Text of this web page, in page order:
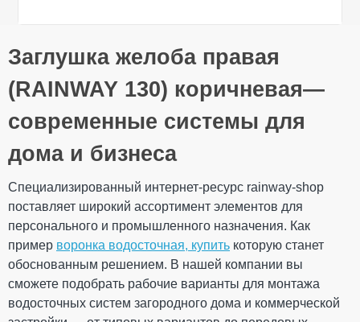
Общие характеристики
Тип системы
130/100 мм
Материал
Технология
Литье
Размеры
Вес
Габариты
мм
Количество в
упаковке
100 шт
Дополнительные характеристики
Температура
использования
от - 40°С / до +
60°С
Температура для
монтажа
от + 5°С
Устойчивость к УФ-
Оставьте свой отзыв
Ваше имя
Ваш отзыв
Заглушка желоба правая
(RAINWAY 130) коричневая—
современные системы для
дома и бизнеса
Специализированный интернет-ресурс rainway-shop
поставляет широкий ассортимент элементов для
персонального и промышленного назначения. Как
пример воронка водосточная, купить которую станет
обоснованным решением. В нашей компании вы
сможете подобрать рабочие варианты для монтажа
водосточных систем загородного дома и коммерческой